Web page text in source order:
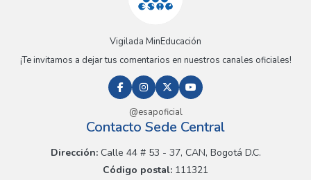
Vigilada MinEducación
¡Te invitamos a dejar tus comentarios en nuestros canales oficiales!
@esapoficial
Contacto Sede Central
Dirección:Calle 44 # 53 - 37, CAN, Bogotá D.C.
Código postal: 111321